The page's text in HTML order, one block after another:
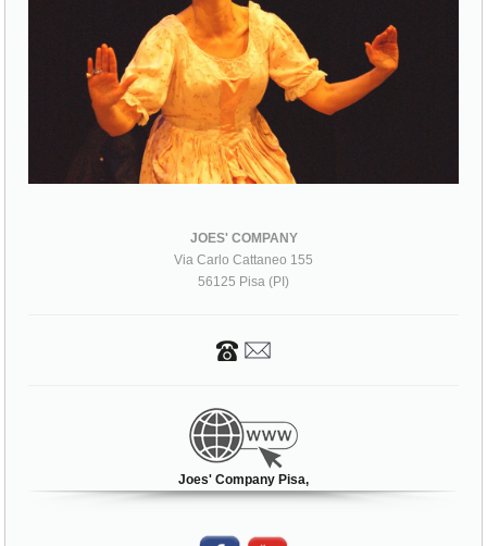
JOES' COMPANY
Via Carlo Cattaneo 155
56125 Pisa (PI)
Joes' Company Pisa,